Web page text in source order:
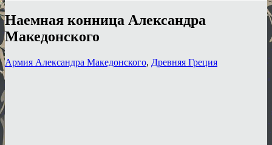
Наемная конница Александра
Македонского
Армия Александра Македонского, Древняя Греция